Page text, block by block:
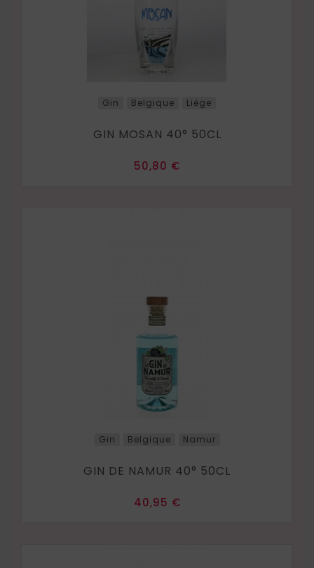
Gin Belgique Liège
GIN MOSAN 40° 50CL
Prix
50,80 €
Gin Belgique Namur
GIN DE NAMUR 40° 50CL
Prix
40,95 €